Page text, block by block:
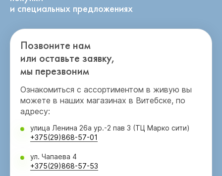
и специальных предложениях
Позвоните нам
или оставьте заявку,
мы перезвоним
Ознакомиться с ассортиментом в живую вы
можете в наших магазинах в Витебске, по
адресу:
улица Ленина 26а ур.-2 пав 3 (ТЦ Марко сити)
+375(29)868-57-01
ул. Чапаева 4
+375(29)868-57-53